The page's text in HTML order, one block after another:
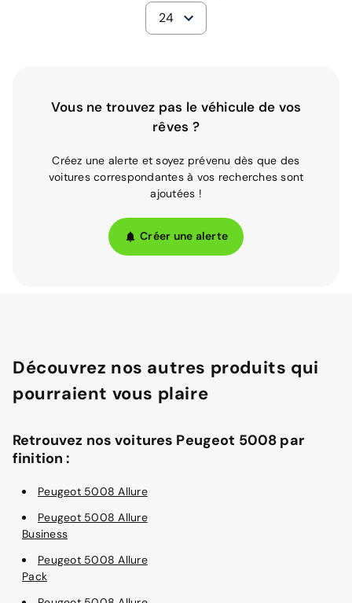
24
Vous ne trouvez pas le véhicule de vos
rêves ?
Créez une alerte et soyez prévenu dès que des
voitures correspondantes à vos recherches sont
ajoutées !
Créer une alerte
Découvrez nos autres produits qui
pourraient vous plaire
Retrouvez nos voitures Peugeot 5008 par
finition :
Peugeot 5008 Allure
Peugeot 5008 Allure
Business
Peugeot 5008 Allure
Pack